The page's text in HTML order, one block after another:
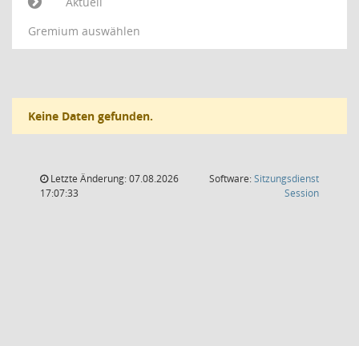
Gremium auswählen
Keine Daten gefunden.
Letzte Änderung: 07.08.2026
17:07:33
Software:Sitzungsdienst
Session(Wird in